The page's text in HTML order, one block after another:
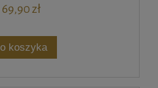
69,90 zł
koszyka